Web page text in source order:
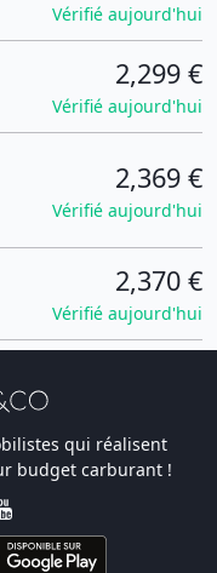
Vérifié aujourd'hui
2,299 €
Vérifié aujourd'hui
2,369 €
Vérifié aujourd'hui
2,370 €
Vérifié aujourd'hui
qui réalisent
budget carburant !